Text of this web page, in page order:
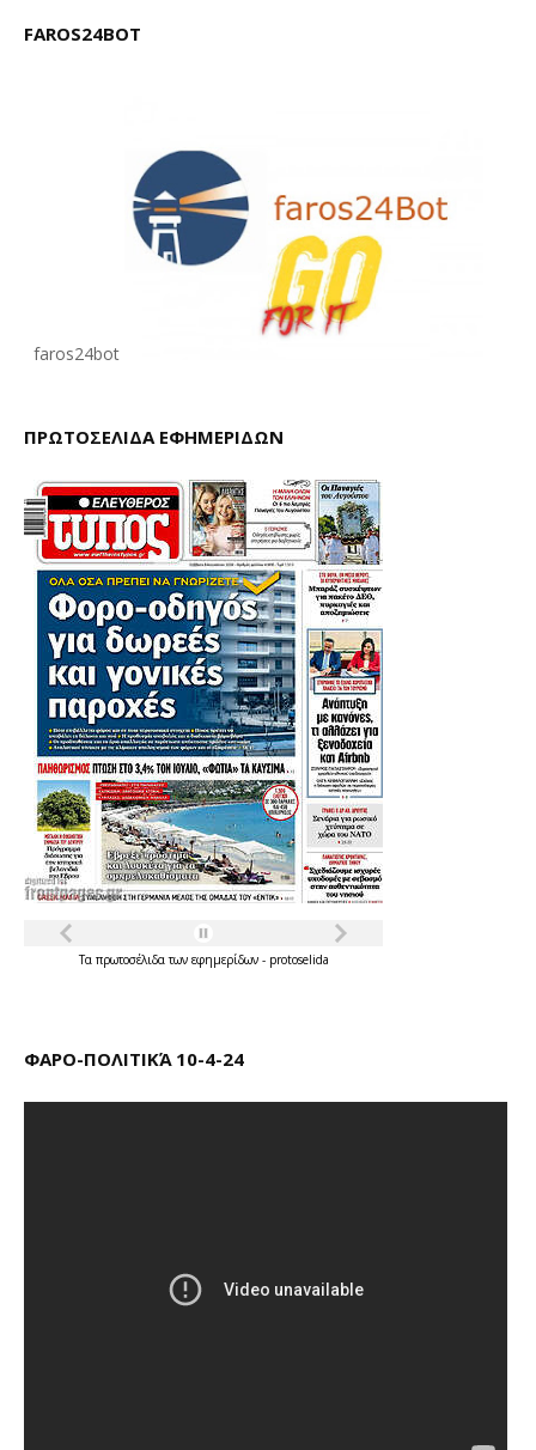
FAROS24BOT
faros24bot
ΠΡΩΤΟΣΕΛΙΔΑ ΕΦΗΜΕΡΙΔΩΝ
Τα πρωτοσέλιδατων εφημερίδων - protoselida
ΦΑΡΟ-ΠΟΛΙΤΙΚΆ 10-4-24